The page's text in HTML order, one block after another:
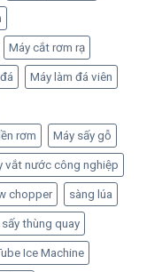
Máy cắt rơm rạ
Máy làm đá viên
rơm Máy sấy gỗ
vắt nước công nghiệp
chopper sàng lúa
thùng quay
Ice Machine